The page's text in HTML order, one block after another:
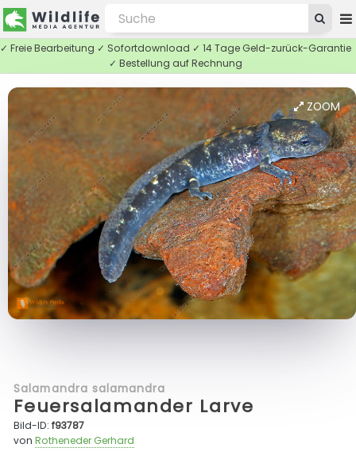
✓ Freie Bearbeitung ✓ Sofortdownload ✓ 14 Tage Geld-zurück-Garantie
✓ Bestellung auf Rechnung
ZOOM
Salamandra salamandra
Feuersalamander Larve
Bild-ID:f93787
vonRotheneder Gerhard